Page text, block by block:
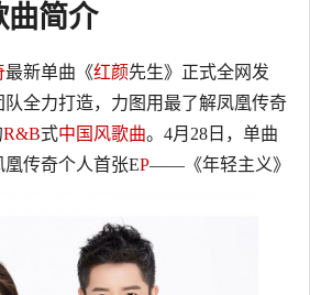
曲简介
最新单曲《红颜先生》正式全网发
队全力打造，力图用最了解凤凰传奇
R&B式中国风歌曲。4月28日，单曲
传奇个人首张EP——《年轻主义》